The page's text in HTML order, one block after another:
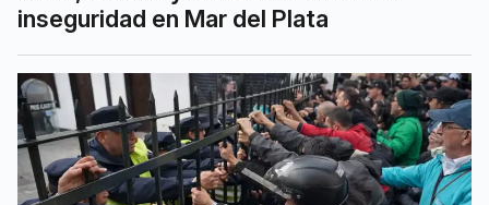
inseguridad en Mar del Plata